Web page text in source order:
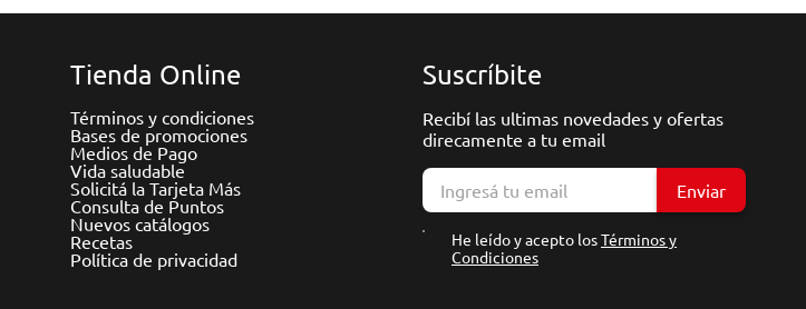
Tienda Online
Términos y condiciones
Bases de promociones
Medios de Pago
Vida saludable
Solicitá la Tarjeta Más
Consulta de Puntos
Nuevos catálogos
Recetas
Política de privacidad
Suscríbite
Recibí las ultimas novedades y ofertas
direcamente a tu email
Enviar
He leído y acepto losTérminos y
Condiciones